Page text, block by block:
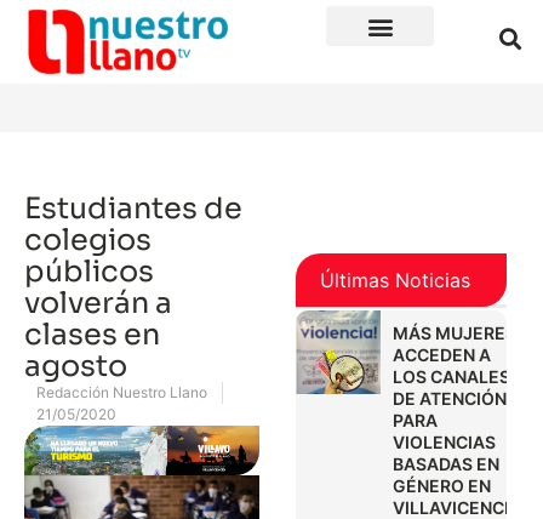
Estudiantes de
colegios
públicos
volverán a
clases en
agosto
Redacción Nuestro Llano
21/05/2020
Últimas Noticias
MÁS MUJERES
ACCEDEN A
LOS CANALES
DE ATENCIÓN
PARA
VIOLENCIAS
BASADAS EN
GÉNERO EN
VILLAVICENCIO